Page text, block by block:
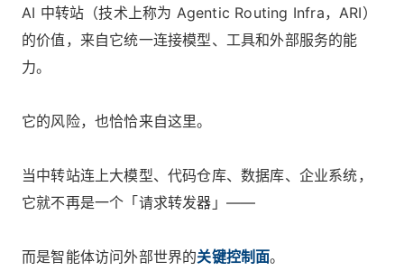
AI 中转站（技术上称为 Agentic Routing Infra，ARI）
的价值，来自它统一连接模型、工具和外部服务的能
力。
它的风险，也恰恰来自这里。
当中转站连上大模型、代码仓库、数据库、企业系统，
它就不再是一个「请求转发器」——
而是智能体访问外部世界的关键控制面。